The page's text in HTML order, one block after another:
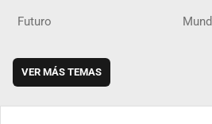
Futuro
VER MÁS TEMAS